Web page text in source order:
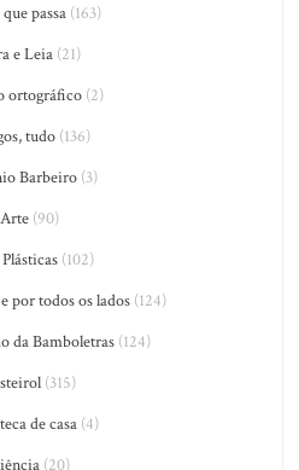
passa (163)
e Leia (21)
ortográfico(2)
tudo (136)
Barbeiro(3)
Arte(90)
(102)
por todos os lados(124)
da Bamboletras(124)
(315)
de casa(4)
(20)